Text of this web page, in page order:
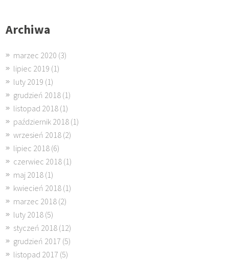
Archiwa
marzec 2020 (3)
lipiec 2019 (1)
luty 2019 (1)
grudzień 2018 (1)
listopad 2018 (1)
październik 2018 (1)
wrzesień 2018 (2)
lipiec 2018 (6)
czerwiec 2018 (1)
maj 2018 (1)
kwiecień 2018 (1)
marzec 2018 (2)
luty 2018 (5)
styczeń 2018 (12)
grudzień 2017 (5)
listopad 2017 (5)